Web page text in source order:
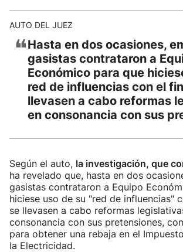
AUTO DEL JUEZ
❝Hasta en dos ocasiones,
gasistas contrataron a
Económico para que
red de influencias con el
llevasen a cabo reformas
en consonancia con sus
Según el auto, la investigación, que
ha revelado que, hasta en dos
gasistas contrataron a Equipo
hiciese uso de su "red de influencias"
se llevasen a cabo reformas
consonancia con sus pretensiones,
para obtener una rebaja en el
la Electricidad.